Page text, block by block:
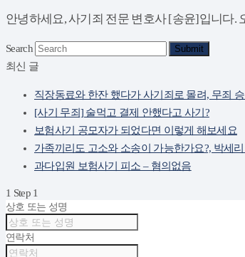
안녕하세요, 사기죄 전문 변호사 [송윤]입니다.
Search Submit
최신 글
직장동료와 한잔 했다가 사기죄로 몰려, 무죄 승
[사기 무죄] 술먹고 결제 안했다고 사기?
보험사기 공모자가 되었다면 이렇게 해보세요
가족끼리도 고소와 소송이 가능한가요?, 박세
과다입원 보험사기 피소 – 혐의없음
1 Step 1
상호 또는 성명
연락처